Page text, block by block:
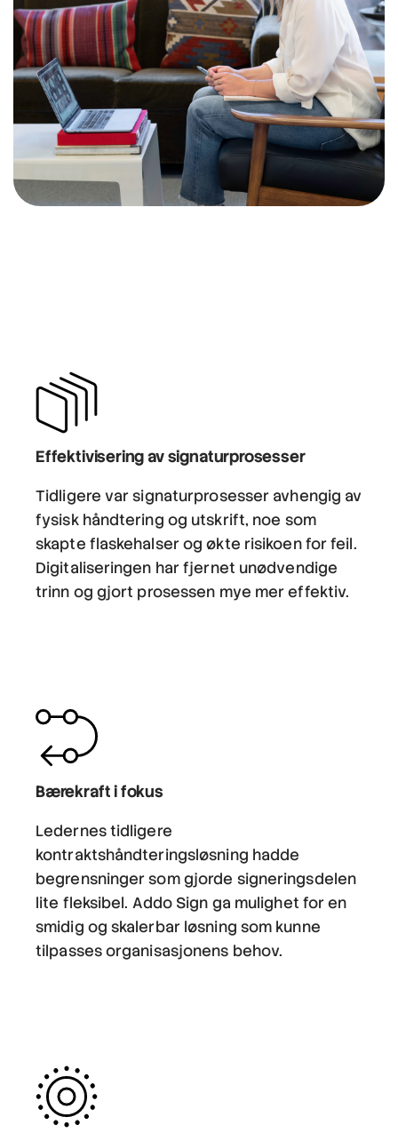
Effektivisering av signaturprosesser
Tidligere var signaturprosesser avhengig av
fysisk håndtering og utskrift, noe som
skapte flaskehalser og økte risikoen for feil.
Digitaliseringen har fjernet unødvendige
trinn og gjort prosessen mye mer effektiv.
Bærekraft i fokus
Ledernes tidligere
kontraktshåndteringsløsning hadde
begrensninger som gjorde signeringsdelen
lite fleksibel. Addo Sign ga mulighet for en
smidig og skalerbar løsning som kunne
tilpasses organisasjonens behov.